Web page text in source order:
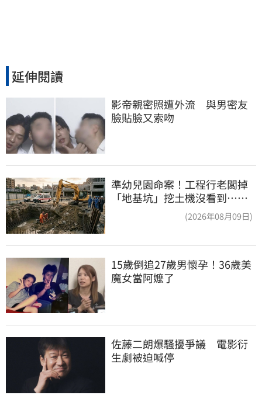
延伸閱讀
影帝親密照遭外流　與男密友
臉貼臉又索吻
準幼兒園命案！工程行老闆掉
「地基坑」挖土機沒看到…下
(2026年08月09日)
15歲倒追27歲男懷孕！36歲美
魔女當阿嬤了
佐藤二朗爆騷擾爭議　電影衍
生劇被迫喊停